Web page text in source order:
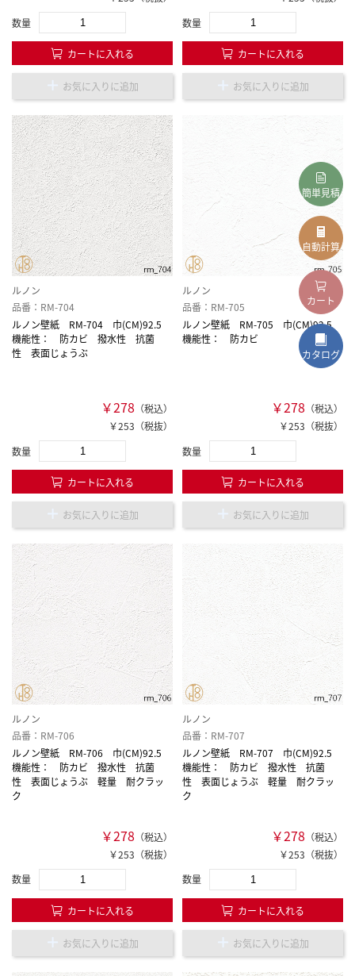
数量
カートに入れる
お気に入りに追加
数量
カートに入れる
お気に入りに追加
ルノン
品番：RM-704
ルノン壁紙 RM-704 巾(CM)92.5
機能性： 防カビ 撥水性 抗菌
性 表面じょうぶ
￥278 （税込）
￥253（税抜）
数量
カートに入れる
お気に入りに追加
ルノン
品番：RM-705
ルノン壁紙 RM-705 巾(CM)92.5
機能性： 防カビ
￥278 （税込）
￥253（税抜）
数量
カートに入れる
お気に入りに追加
ルノン
品番：RM-706
ルノン壁紙 RM-706 巾(CM)92.5
機能性： 防カビ 撥水性 抗菌
性 表面じょうぶ 軽量 耐クラッ
ク
￥278 （税込）
￥253（税抜）
数量
カートに入れる
お気に入りに追加
ルノン
品番：RM-707
ルノン壁紙 RM-707 巾(CM)92.5
機能性： 防カビ 撥水性 抗菌
性 表面じょうぶ 軽量 耐クラッ
ク
￥278 （税込）
￥253（税抜）
数量
カートに入れる
お気に入りに追加
簡単見積
自動計算
カート
カタログ